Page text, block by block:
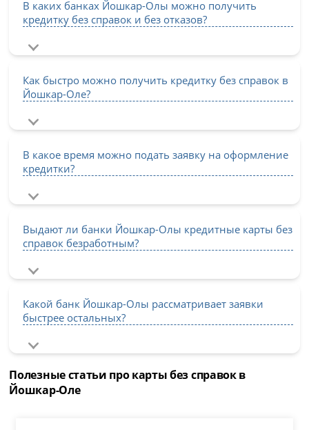
В каких банках Йошкар-Олы можно получить
кредитку без справок и без отказов?
Как быстро можно получить кредитку без справок в
Йошкар-Оле?
В какое время можно подать заявку на оформление
кредитки?
Выдают ли банки Йошкар-Олы кредитные карты без
справок безработным?
Какой банк Йошкар-Олы рассматривает заявки
быстрее остальных?
Полезные статьи про карты без справок в
Йошкар-Оле